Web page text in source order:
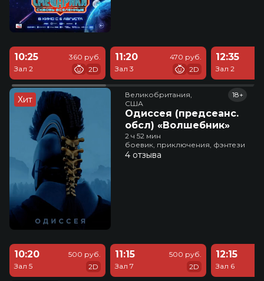
10:25
Зал 2
360 руб.
2D
11:20
Зал 3
470 руб.
2D
12:35
Зал 2
Хит
Великобритания,
США
Одиссея (предсеанс.
обсл) «Волшебник»
18+
2 ч 52 мин
боевик, приключения, фэнтези
4 отзыва
10:20
Зал 5
500 руб.
2D
11:15
Зал 7
500 руб.
2D
12:15
Зал 6